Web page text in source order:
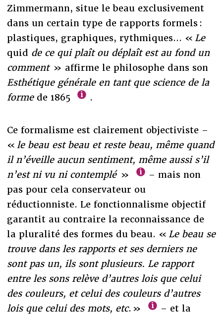
Zimmermann, situe le beau exclusivement
dans un certain type de rapports formels :
plastiques, graphiques, rythmiques... « Le
quid de ce qui plaît ou déplaît est au fond un
comment » affirme le philosophe dans son
Esthétique générale en tant que science de la
formede 1865 .
Ce formalisme est clairement objectiviste –
« le beau est beau et reste beau, même quand
il n’éveille aucun sentiment, même aussi s’il
n’est ni vu ni contemplé »
– mais non
pas pour cela conservateur ou
réductionniste. Le fonctionnalisme objectif
garantit au contraire la reconnaissance de
la pluralité des formes du beau. « Le beau se
trouve dans les rapports et ses derniers ne
sont pas un, ils sont plusieurs. Le rapport
entre les sons relève d’autres lois que celui
des couleurs, et celui des couleurs d’autres
lois que celui des mots, etc. »
– et la